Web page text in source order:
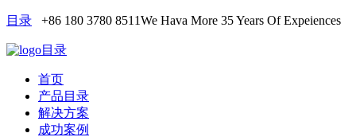
目录 +86 180 3780 8511We Hava More 35 Years Of Expeiences
目录
首页
产品目录
解决方案
成功案例